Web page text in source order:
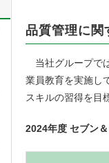
品質管理に関
当社グループで
業員教育を実施し
スキルの習得を目
2024年度 セブン